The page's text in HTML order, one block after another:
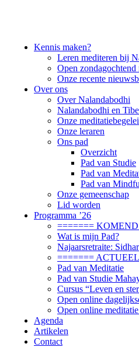
Kennis maken?
Leren mediteren bij
Open zondagochtend
Onze recente
Over ons
Over Nalandabodhi
Nalandabodhi en
Onze
Onze leraren
Ons pad
Overzicht
Pad van Studie
Pad van
Pad van
Onze gemeenschap
Lid worden
Programma ’26
=======
Wat is mijn Pad?
Najaarsretraite:
=======
Pad van Meditatie
Pad van Studie
Cursus “Leven en
Open online
Open online
Agenda
Artikelen
Contact